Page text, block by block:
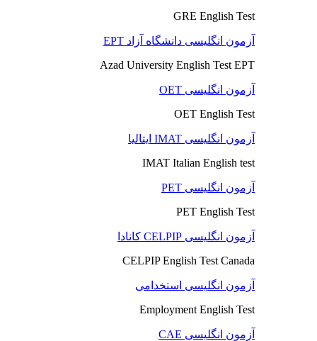
GRE English Test
آزمون انگلیسی دانشگاه آزاد EPT
Azad University English Test EPT
آزمون انگلیسی OET
OET English Test
آزمون انگلیسی IMAT ایتالیا
IMAT Italian English test
آزمون انگلیسی PET
PET English Test
آزمون انگلیسی CELPIP کانادا
CELPIP English Test Canada
آزمون انگلیسی استخدامی
Employment English Test
آزمون انگلیسی CAE